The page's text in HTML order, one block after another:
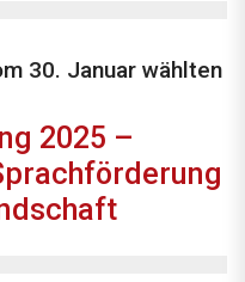
30. Januar wählten
2025 –